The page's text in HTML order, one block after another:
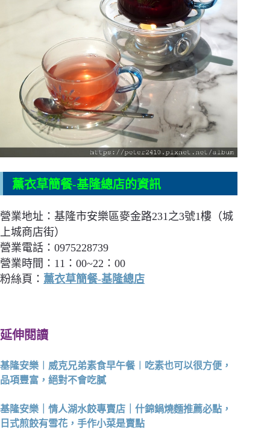
薰衣草簡餐-基隆總店的資訊
營業地址：基隆市安樂區麥金路231之3號1樓（城
上城商店街）
營業電話：0975228739
營業時間：11：00~22：00
粉絲頁： 薰衣草簡餐-基隆總店
延伸閱讀
基隆安樂︱威克兄弟素食早午餐︱吃素也可以很方便，
品項豐富，絕對不會吃膩
基隆安樂｜情人湖水餃專賣店｜什錦鍋燒麵推薦必點，
日式煎餃有雪花，手作小菜是賣點